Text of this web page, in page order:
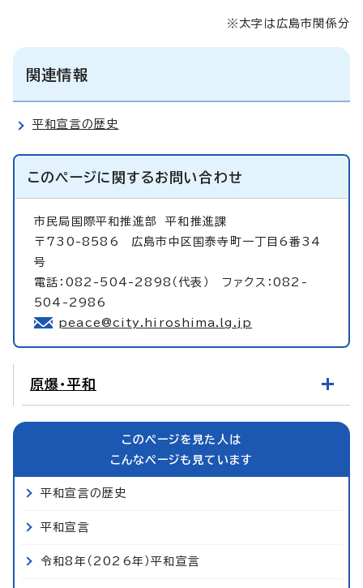
※太字は広島市関係分
関連情報
平和宣言の歴史
このページに関するお問い合わせ
市民局国際平和推進部平和推進課
〒730-8586 広島市中区国泰寺町一丁目6番34
号
電話：082-504-2898（代表） ファクス：082-
504-2986
peace@city.hiroshima.lg.jp
原爆・平和
このページを見た人は
こんなページも見ています
平和宣言の歴史
平和宣言
令和8年（2026年）平和宣言